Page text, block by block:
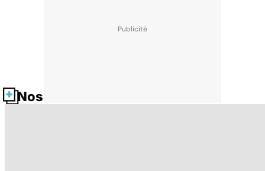
Nos fiches santé